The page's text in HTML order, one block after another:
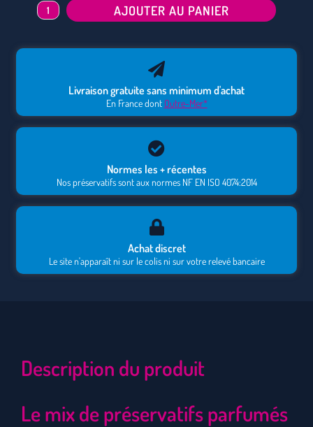
AJOUTER AU PANIER
i
v
:
Livraison gratuite sans minimum d'achat
En France dont Outre-Mer*
Normes les + récentes
Nos préservatifs sont aux normes NF EN ISO 4074:2014
Achat discret
Le site n'apparaît ni sur le colis ni sur votre relevé bancaire
Description du produit
Le mix de préservatifs parfumés